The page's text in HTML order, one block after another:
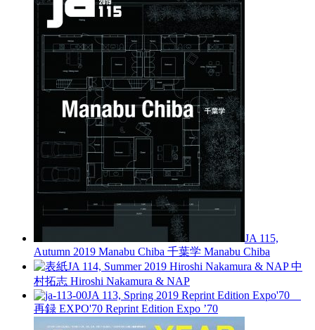
JA 115,
Autumn 2019 Manabu Chiba 千葉学 Manabu Chiba
JA 114, Summer 2019 Hiroshi Nakamura & NAP 中
村拓志 Hiroshi Nakamura & NAP
JA 113, Spring 2019 Reprint Edition Expo'70
再録 EXPO'70 Reprint Edition Expo ’70